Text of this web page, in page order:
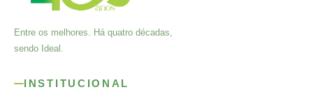
Entre os melhores. Há quatro décadas,
sendo Ideal.
INSTITUCIONAL